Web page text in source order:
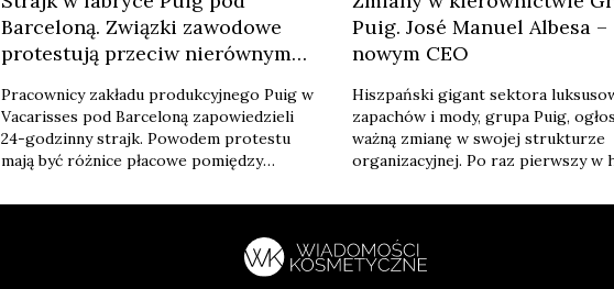
Barceloną. Związki zawodowe
protestują przeciw nierównym
Pracownicy zakładu produkcyjnego Puig w
Vacarisses pod Barceloną zapowiedzieli
24-godzinny strajk. Powodem protestu
mają być różnice płacowe pomiędzy
samej firmie.
Puig. José Manuel Albesa –
nowym CEO
Hiszpański gigant sektora
zapachów i mody, grupa Puig,
ważną zmianę w swojej strukturze
organizacyjnej. Po raz pierwszy w
oraz prezesa wykonawczego
CEO został José Manuel Albesa,
dotychczasowy wiceprezes,